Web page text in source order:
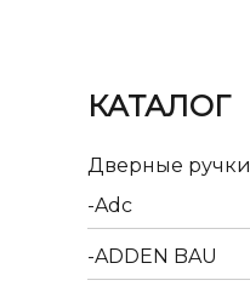
КАТАЛОГ
Дверные ручки
Adc
ADDEN BAU